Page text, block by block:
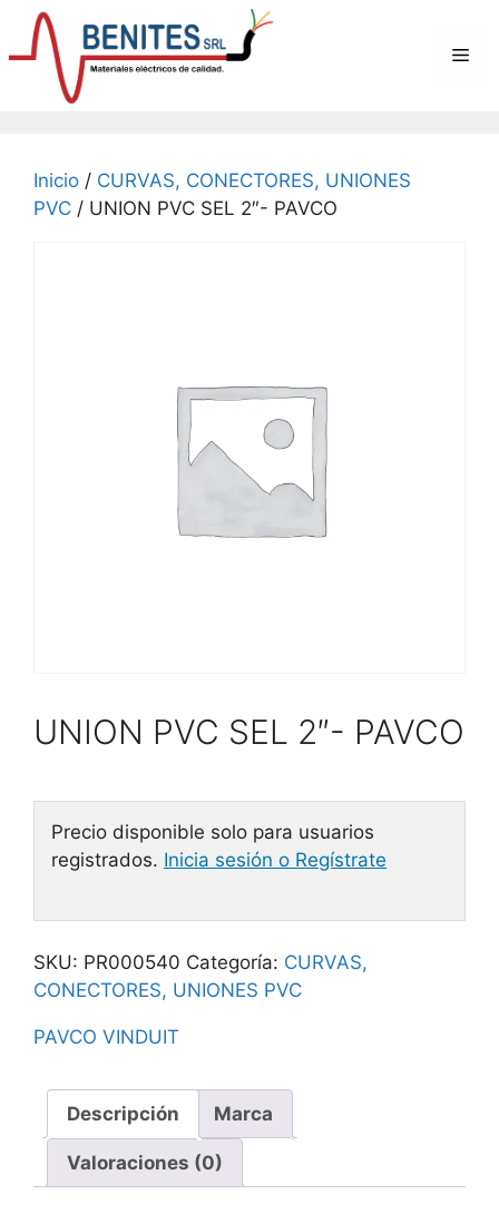
Saltar
contenido
Inicio / CURVAS, CONECTORES, UNIONES
PVC / UNION PVC SEL 2″- PAVCO
UNION PVC SEL 2″- PAVCO
Precio disponible solo para usuarios
registrados. Inicia sesión o Regístrate
SKU: PR000540 Categoría: CURVAS,
CONECTORES, UNIONES PVC
PAVCO VINDUIT
Descripción Marca
Valoraciones (0)